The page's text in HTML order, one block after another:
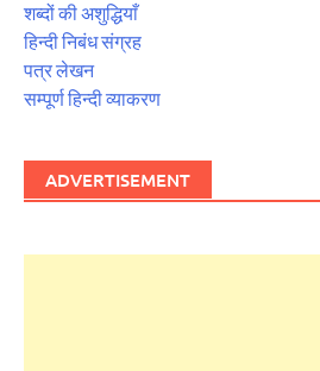
शब्दों की अशुद्धियाँ
हिन्दी निबंध संग्रह
पत्र लेखन
सम्पूर्ण हिन्दी व्याकरण
ADVERTISEMENT